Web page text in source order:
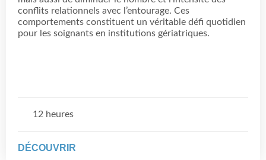
conflits relationnels avec l’entourage. Ces
comportements constituent un véritable défi quotidien
pour les soignants en institutions gériatriques.
12 heures
DÉCOUVRIR